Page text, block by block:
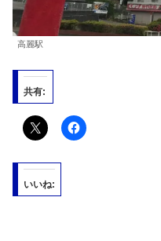
高麗駅
共有:
いいね: